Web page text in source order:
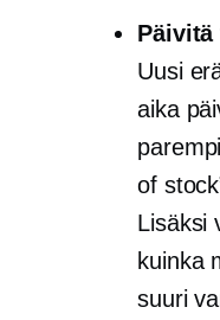
Uusi
aika
of
Lisäksi
kuinka
suuri